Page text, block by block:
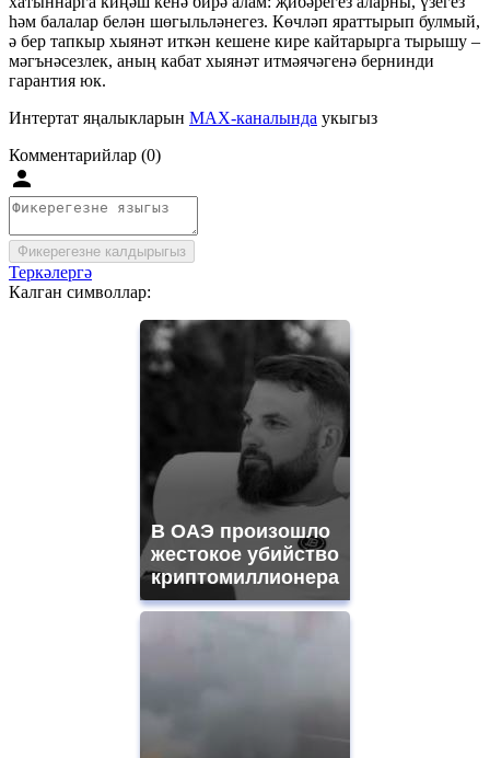
һәм балалар белән шөгыльләнегез. Көчләп яраттырып булмый,
ә бер тапкыр хыянәт иткән кешене кире кайтарырга тырышу –
мәгънәсезлек, аның кабат хыянәт итмәячәгенә бернинди
гарантия юк.
Интертат яңалыкларын MAX-каналында укыгыз
Комментарийлар (0)
Фикерегезне калдырыгыз
Теркәлергә
Калган символлар:
В ОАЭ произошло
жестокое убийство
криптомиллионера